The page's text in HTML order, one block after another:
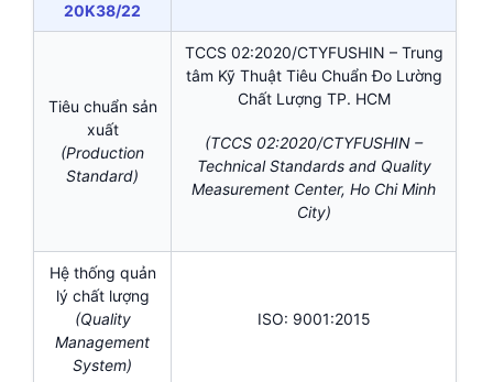
20K38/22
Tiêu chuẩn sản
xuất
(Production
Standard)
TCCS 02:2020/CTYFUSHIN – Trung
tâm Kỹ Thuật Tiêu Chuẩn Đo Lường
Chất Lượng TP. HCM
(TCCS 02:2020/CTYFUSHIN –
Technical Standards and Quality
Measurement Center, Ho Chi Minh
City)
Hệ thống quản
lý chất lượng
(Quality
Management
System)
ISO: 9001:2015